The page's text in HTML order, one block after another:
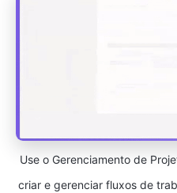
Use o Gerenciamento de
criar e gerenciar fluxos de